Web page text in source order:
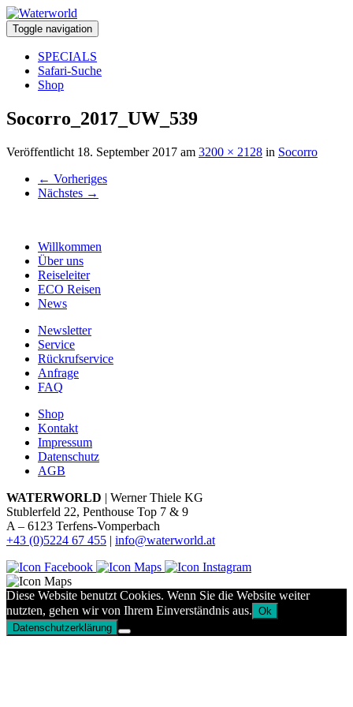
Toggle navigation
SPECIALS
Safari-Suche
Shop
Socorro_2017_UW_539
Veröffentlicht 18. September 2017 am 3200 × 2128 in Socorro
← Vorheriges
Nächstes →
Willkommen
Über uns
Reiseleiter
ECO Reisen
News
Newsletter
Service
Rückrufservice
Anfrage
FAQ
Shop
Kontakt
Impressum
Datenschutz
AGB
WATERWORLD | Werner Thiele KG
Stublerfeld 22, Penthouse Top 7 & 9
A – 6123 Terfens-Vomperbach
+43 (0)5224 67 455 | info@waterworld.at
Diese Website benutzt Cookies. Wenn Sie die Website weiter
nutzten, gehen wir von Ihrem Einverständnis aus. Ok
Datenschutzerklärung